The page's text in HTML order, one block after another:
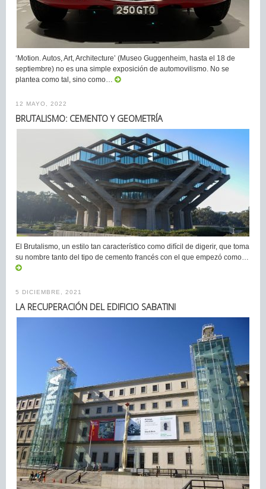
‘Motion. Autos, Art, Architecture’ (Museo Guggenheim, hasta el 18 de
septiembre) no es una simple exposición de automovilismo. No se
plantea como tal, sino como…
12 MAYO, 2022
BRUTALISMO: CEMENTO Y GEOMETRÍA
El Brutalismo, un estilo tan característico como difícil de digerir, que toma
su nombre tanto del tipo de cemento francés con el que empezó como…
5 DICIEMBRE, 2021
LA RECUPERACIÓN DEL EDIFICIO SABATINI